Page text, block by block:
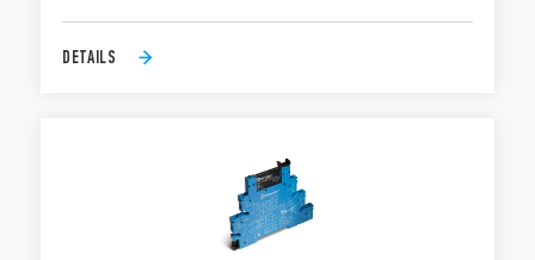
DETAILS